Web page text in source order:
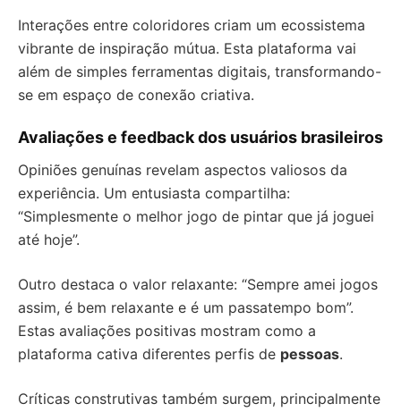
Interações entre coloridores criam um ecossistema
vibrante de inspiração mútua. Esta plataforma vai
além de simples ferramentas digitais, transformando-
se em espaço de conexão criativa.
Avaliações e feedback dos usuários brasileiros
Opiniões genuínas revelam aspectos valiosos da
experiência. Um entusiasta compartilha:
“Simplesmente o melhor jogo de pintar que já joguei
até hoje”.
Outro destaca o valor relaxante: “Sempre amei jogos
assim, é bem relaxante e é um passatempo bom”.
Estas avaliações positivas mostram como a
plataforma cativa diferentes perfis de pessoas.
Críticas construtivas também surgem, principalmente